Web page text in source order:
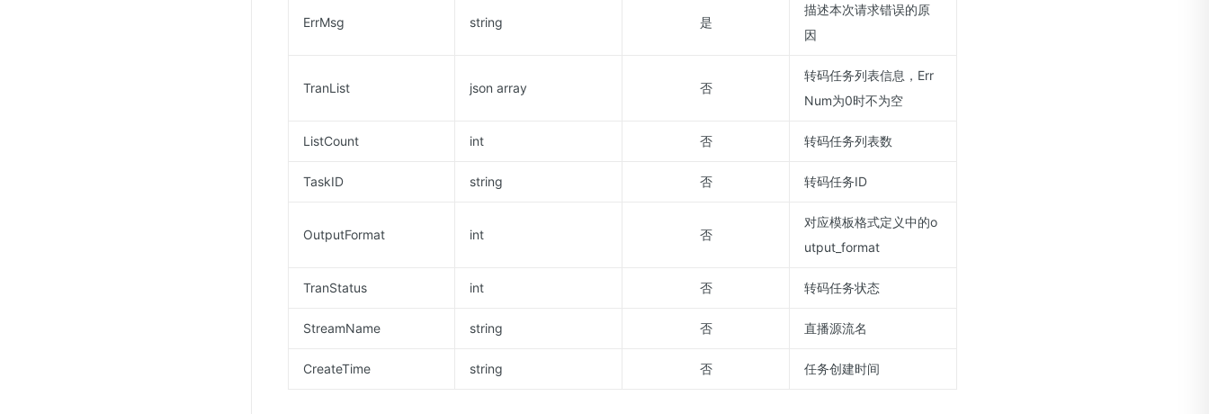
ErrMsg string 是
描述本次请求错误的原
因
TranList json array 否
转码任务列表信息，Err
Num为0时不为空
ListCount int 否 转码任务列表数
TaskID string 否 转码任务ID
OutputFormat int 否
对应模板格式定义中的o
utput_format
TranStatus int 否 转码任务状态
StreamName string 否 直播源流名
CreateTime string 否 任务创建时间